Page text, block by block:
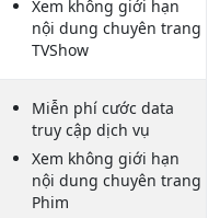
Xem không giới hạn
nội dung chuyên trang
TVShow
Miễn phí cước data
truy cập dịch vụ
Xem không giới hạn
nội dung chuyên trang
Phim